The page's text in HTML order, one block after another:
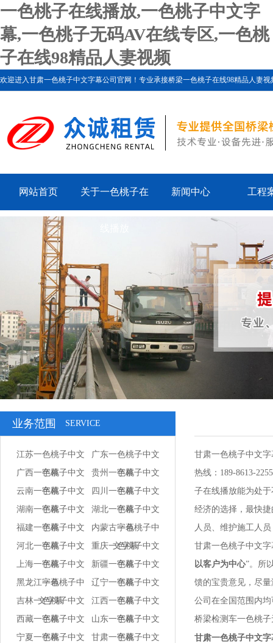
一色桃子在线播放,一色桃子中文字
幕,一色桃子无码AV在线专区,一色桃
子在线98精品人妻视频
欢迎进入甘肃一色桃子中文字幕公司官网！专业承接桥梁一色桃子在线98精品人妻视频
网站首页 关于一色桃子在 新闻中心 工程
业务范围 SERVICE
江苏一色桃子中文
字幕
广东一色桃子中文
字幕
广西一色桃子中文
字幕
贵州一色桃子中文
字幕
云南一色桃子中文
字幕
四川一色桃子中文
字幕
湖南一色桃子中文
字幕
湖北一色桃子中文
字幕
福建一色桃子中文
字幕
内蒙古一色桃子中
文字幕
河北一色桃子中文
字幕
重庆一色桃子中文
字幕
上海一色桃子中文
字幕
新疆一色桃子中文
字幕
黑龙江一色桃子中
文字幕
辽宁一色桃子中文
字幕
吉林一色桃子中文
字幕
江西一色桃子中文
字幕
西藏一色桃子中文
字幕
山东一色桃子中文
字幕
宁夏一色桃子中文
甘肃一色桃子中文
甘肃一色桃子中文
热线：189-8613-
子在线播放能为处于
经济的选择，最
人员、维护施工人员
甘肃一色桃子中文
以客户为中心”。
馈的宝贵意见，尽
公司在全国范围内均
桥梁检测车一色桃子无
甘肃一色桃子中文字